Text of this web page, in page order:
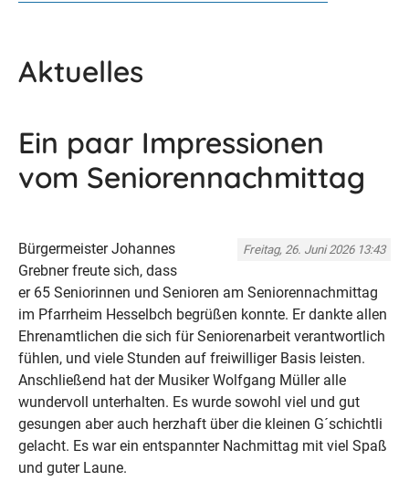
Aktuelles
Ein paar Impressionen
vom Seniorennachmittag
Freitag, 26. Juni 2026 13:43
Bürgermeister Johannes
Grebner freute sich, dass
er 65 Seniorinnen und Senioren am Seniorennachmittag
im Pfarrheim Hesselbch begrüßen konnte. Er dankte allen
Ehrenamtlichen die sich für Seniorenarbeit verantwortlich
fühlen, und viele Stunden auf freiwilliger Basis leisten.
Anschließend hat der Musiker Wolfgang Müller alle
wundervoll unterhalten. Es wurde sowohl viel und gut
gesungen aber auch herzhaft über die kleinen G´schichtli
gelacht. Es war ein entspannter Nachmittag mit viel Spaß
und guter Laune.